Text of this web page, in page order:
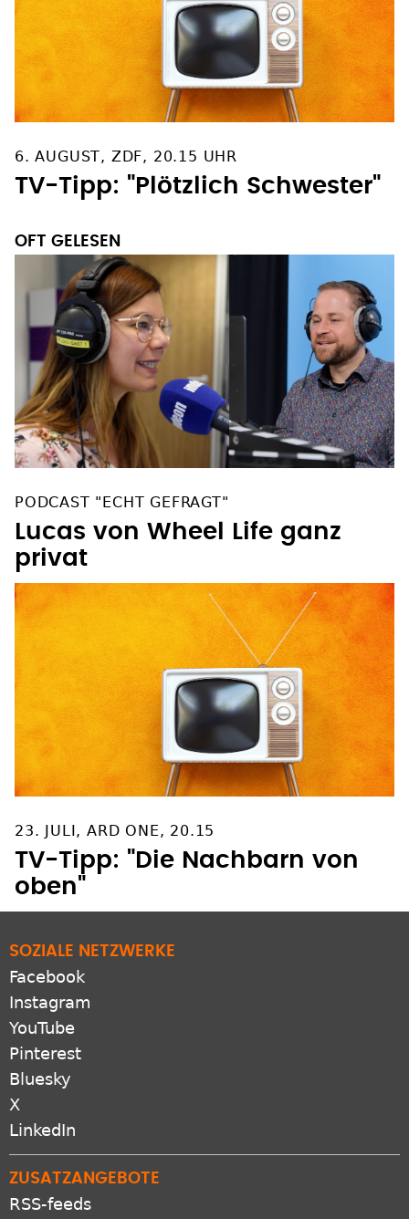
6. AUGUST, ZDF, 20.15 UHR
TV-Tipp: "Plötzlich Schwester"
OFT GELESEN
PODCAST "ECHT GEFRAGT"
Lucas von Wheel Life ganz
privat
23. JULI, ARD ONE, 20.15
TV-Tipp: "Die Nachbarn von
oben"
SOZIALE NETZWERKE
Facebook
Instagram
YouTube
Pinterest
Bluesky
X
LinkedIn
ZUSATZANGEBOTE
RSS-feeds